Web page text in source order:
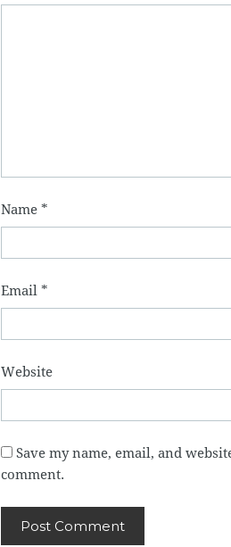
Name *
Email *
Website
Save my name, email, and
comment.